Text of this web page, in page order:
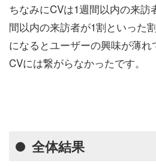
ちなみにCVは1週間以内の来訪
間以内の来訪者が1割といった
になるとユーザーの興味が薄れ
CVには繋がらなかったです。
全体結果